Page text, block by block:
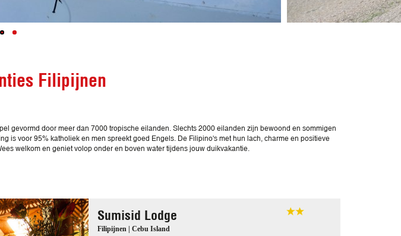
Filipijnen
gevormd door meer dan 7000 tropische eilanden. Slechts 2000 eilanden zijn bewoond en sommigen
is voor 95% katholiek en men spreekt goed Engels. De Filipino's met hun lach, charme en positieve
welkom en geniet volop onder en boven water tijdens jouw duikvakantie.
Sumisid Lodge
Filipijnen | Cebu Island